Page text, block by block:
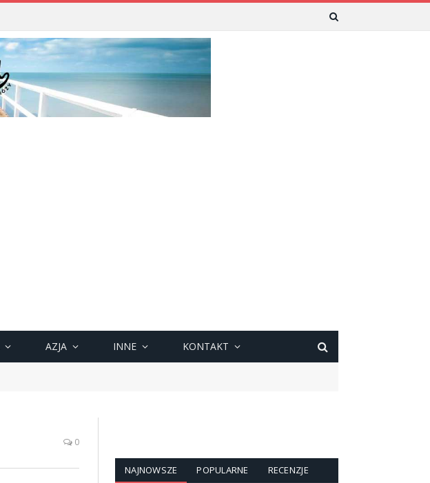
AZJA INNE KONTAKT
0
NAJNOWSZE POPULARNE RECENZJE